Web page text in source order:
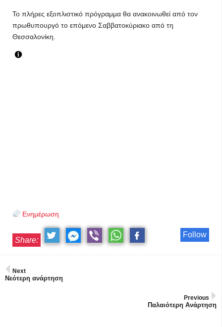
Το πλήρες εξοπλιστικό πρόγραμμα θα ανακοινωθεί από τον
πρωθυπουργό το επόμενο Σαββατοκύριακο από τη
Θεσσαλονίκη.
Ενημέρωση
Follow
Share:
Next
Νεότερη ανάρτηση
Previous
Παλαιότερη Ανάρτηση